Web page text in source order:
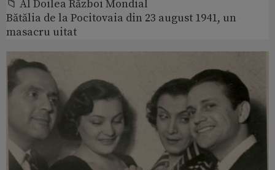
📁 Al Doilea Război Mondial
Bătălia de la Pocitovaia din 23 august 1941, un
masacru uitat